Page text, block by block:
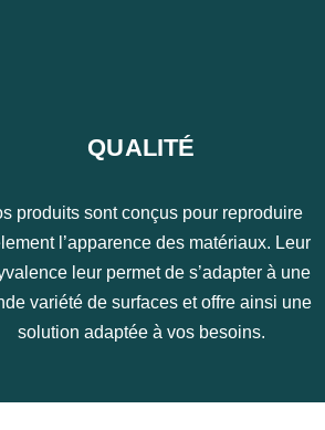
QUALITÉ
produits sont conçus pour reproduire
l’apparence des matériaux. Leur
leur permet de s’adapter à une
variété de surfaces et offre ainsi une
solution adaptée à vos besoins.